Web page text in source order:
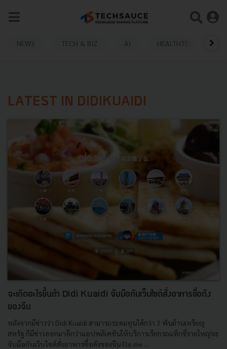
NEWS TECH & BIZ AI HEALTHTECH
LATEST IN DIDIKUAIDI
จะเกิดอะไรขึ้นถ้า Didi Kuaidi จับมือกับเว็บไซต์สั่งอาหารชื่อดัง
ของจีน
หลังจากมีข่าวว่า Didi Kuaidi สามารถระดมทุนได้กว่า 3 พันล้านเหรียญ
สหรัฐ ก็มีข่าวออกมาอีกว่าแอปพลิเคชันให้บริการเรียกรถแท็กซี่รายใหญ่จะ
จับมือกับเว็บไซต์สั่งอาหารชื่อดังของจีน Ele.me ...